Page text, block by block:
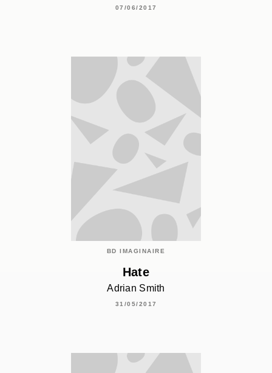
07/06/2017
BD IMAGINAIRE
Hate
Adrian Smith
31/05/2017